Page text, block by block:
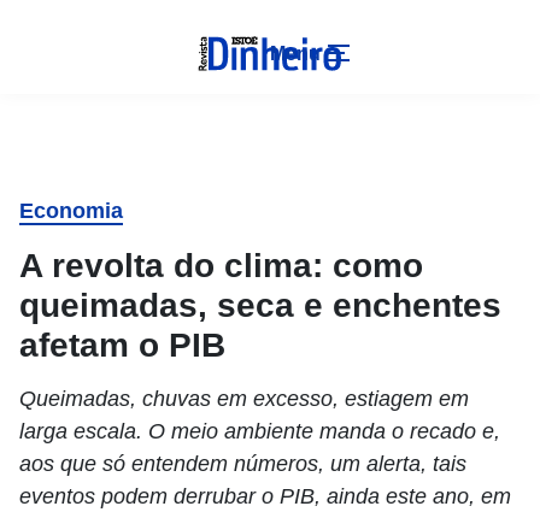
Menu
Economia
A revolta do clima: como
queimadas, seca e enchentes
afetam o PIB
Queimadas, chuvas em excesso, estiagem em
larga escala. O meio ambiente manda o recado e,
aos que só entendem números, um alerta, tais
eventos podem derrubar o PIB, ainda este ano, em